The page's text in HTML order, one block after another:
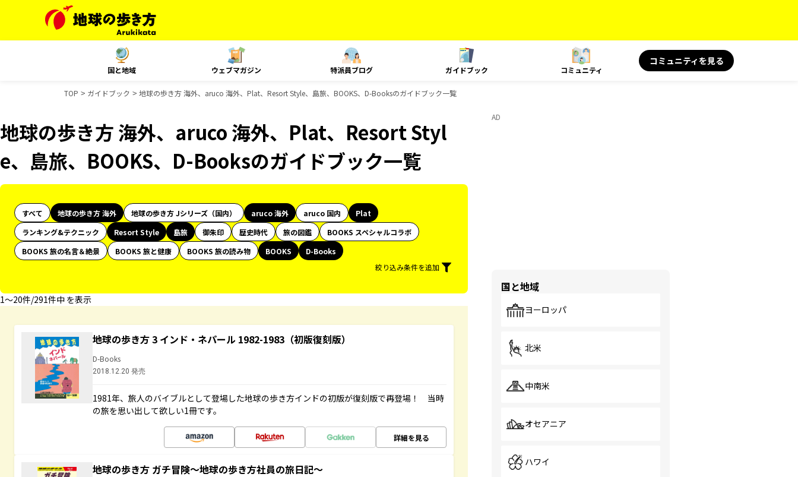
国と地域 ウェブマガジン 特派員ブログ ガイドブック コミュニティ
コミュニティを見る
TOP ガイドブック 地球の歩き方 海外、aruco 海外、Plat、Resort Style、島旅、BOOKS、D-Booksのガイドブック一覧
地球の歩き方 海外、aruco 海外、Plat、Resort Styl
e、島旅、BOOKS、D-Booksのガイドブック一覧
すべて 地球の歩き方 海外 地球の歩き方 Jシリーズ（国内） aruco 海外 aruco 国内
Plat
ランキング&テクニック
Resort Style 島旅 御朱印 歴史時代 旅の図鑑
BOOKS スペシャルコラボ
BOOKS 旅の名言＆絶景
BOOKS 旅と健康 BOOKS 旅の読み物 BOOKS
D-Books
絞り込み条件を追加
1〜20件/291件中 を表示
地球の歩き方 3 インド・ネパール 1982-1983（初版復刻版）
D-Books
2018.12.20 発売
1981年、旅人のバイブルとして登場した地球の歩き方インドの初版が復刻版で再登場！ 当時
の旅を思い出して欲しい1冊です。
詳細を見る
地球の歩き方 ガチ冒険～地球の歩き方社員の旅日記～
AD
国と地域
ヨーロッパ
北米
中南米
オセアニア
ハワイ